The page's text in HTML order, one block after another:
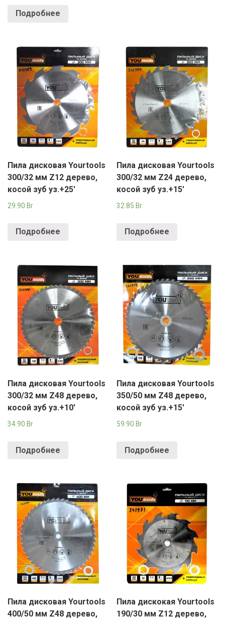
Подробнее
Пила дисковая Yourtools
300/32 мм Z12 дерево,
косой зуб уз.+25′
29.90 Br
Подробнее
Пила дисковая Yourtools
300/32 мм Z24 дерево,
косой зуб уз.+15′
32.85 Br
Подробнее
Пила дисковая Yourtools
300/32 мм Z48 дерево,
косой зуб уз.+10′
34.90 Br
Подробнее
Пила дисковая Yourtools
350/50 мм Z48 дерево,
косой зуб уз.+15′
59.90 Br
Подробнее
Пила дисковая Yourtools
400/50 мм Z48 дерево,
Пила дискокая Yourtools
190/30 мм Z12 дерево,